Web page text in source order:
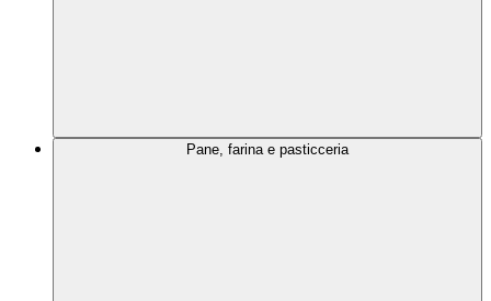
Pane, farina e pasticceria